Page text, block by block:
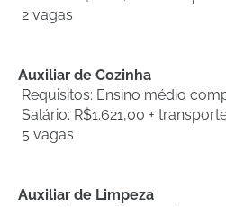
2 vagas
Auxiliar de Cozinha
Requisitos: Ensino médio
Salário: R$1.621,00 +
5 vagas
Auxiliar de Limpeza